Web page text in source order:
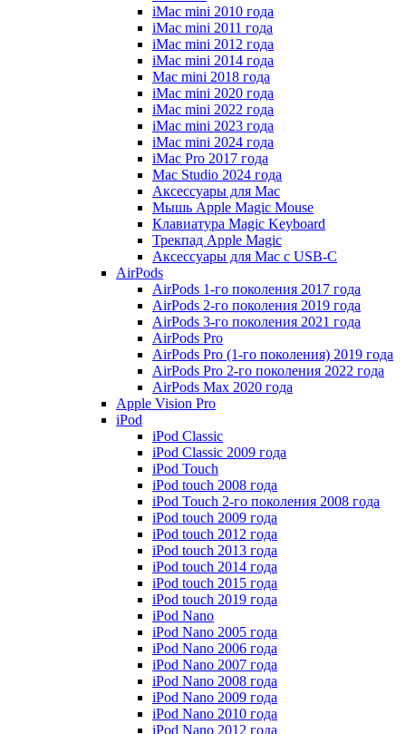
iMac mini 2010 года
iMac mini 2011 года
iMac mini 2012 года
iMac mini 2014 года
Mac mini 2018 года
iMac mini 2020 года
iMac mini 2022 года
iMac mini 2023 года
iMac mini 2024 года
iMac Pro 2017 года
Mac Studio 2024 года
Аксессуары для Mac
Мышь Apple Magic Mouse
Клавиатура Magic Keyboard
Трекпад Apple Magic
Аксессуары для Mac с USB-C
AirPods
AirPods 1-го поколения 2017 года
AirPods 2-го поколения 2019 года
AirPods 3-го поколения 2021 года
AirPods Pro
AirPods Pro (1-го поколения) 2019 года
AirPods Pro 2-го поколения 2022 года
AirPods Max 2020 года
Apple Vision Pro
iPod
iPod Classic
iPod Classic 2009 года
iPod Touch
iPod touch 2008 года
iPod Touch 2-го поколения 2008 года
iPod touch 2009 года
iPod touch 2012 года
iPod touch 2013 года
iPod touch 2014 года
iPod touch 2015 года
iPod touch 2019 года
iPod Nano
iPod Nano 2005 года
iPod Nano 2006 года
iPod Nano 2007 года
iPod Nano 2008 года
iPod Nano 2009 года
iPod Nano 2010 года
iPod Nano 2012 года